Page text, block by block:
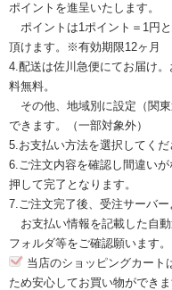
ポイントを進呈いたします。
ポイントは1ポイント＝1円
頂けます。※有効期限12ヶ月
4.配送は佐川急便にてお届け
料無料。
その他、地域別に設定（関
できます。（一部対象外）
5.お支払い方法を選択してくだ
6.ご注文内容を確認し間違い
押して完了となります。
7.ご注文完了後、受注サーバー
お支払い情報を記載した自
フォルダ等をご確認願います。
当店のショッピングカート
ため安心してお買い物ができま